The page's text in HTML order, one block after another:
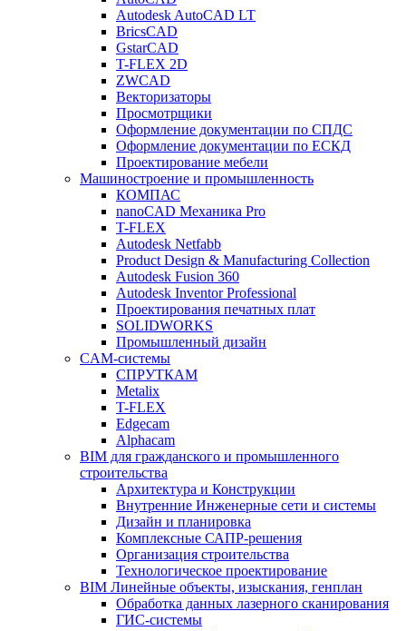
Autodesk AutoCAD LT
BricsCAD
GstarCAD
T-FLEX 2D
ZWCAD
Векторизаторы
Просмотрщики
Оформление документации по СПДС
Оформление документации по ЕСКД
Проектирование мебели
Машиностроение и промышленность
КОМПАС
nanoCAD Механика Pro
T-FLEX
Autodesk Netfabb
Product Design & Manufacturing Collection
Autodesk Fusion 360
Autodesk Inventor Professional
Проектирования печатных плат
SOLIDWORKS
Промышленный дизайн
CAM-системы
СПРУТКAM
Metalix
T-FLEX
Edgecam
Alphacam
BIM для гражданского и промышленного
строительства
Архитектура и Конструкции
Внутренние Инженерные сети и системы
Дизайн и планировка
Комплексные САПР-решения
Организация строительства
Технологическое проектирование
BIM Линейные объекты, изыскания, генплан
Обработка данных лазерного сканирования
ГИС-системы